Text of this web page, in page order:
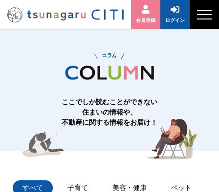
会員登録 ログイン
ここでしか読むことができない
住まいの情報や、
不動産に関する情報をお届け！
すべて 子育て 美容・健康 ペット